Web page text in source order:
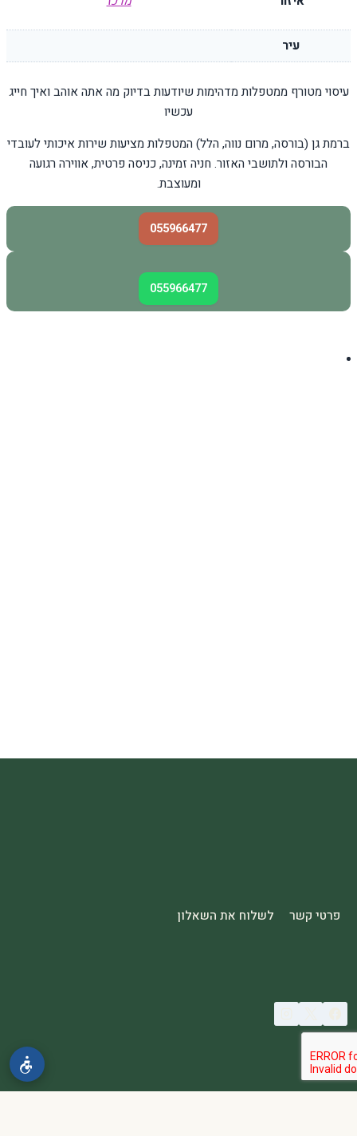
עיר
עיסוי מטורף ממטפלות מדהימות שיודעות בדיוק מה אתה אוהב ואיך חייג
עכשיו
ברמת גן (בורסה, מרום נווה, הלל) המטפלות מציעות שירות איכותי לעובדי
הבורסה ולתושבי האזור. חניה זמינה, כניסה פרטית, אווירה רגועה
ומעוצבת.
055966477
055966477
פרטי קשר לשלוח את השאלון
© 2026 spa2000